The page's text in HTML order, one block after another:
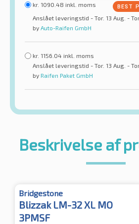
kr. 1090.48 inkl. moms
Anslået leveringstid - Tor. 13 Aug. -
by Auto-Raifen GmbH
kr. 1156.04 inkl. moms
Anslået leveringstid - Tor. 13 Aug. -
by Raifen Paket GmbH
Beskrivelse af
Bridgestone
Blizzak LM-32 XL MO
3PMSF